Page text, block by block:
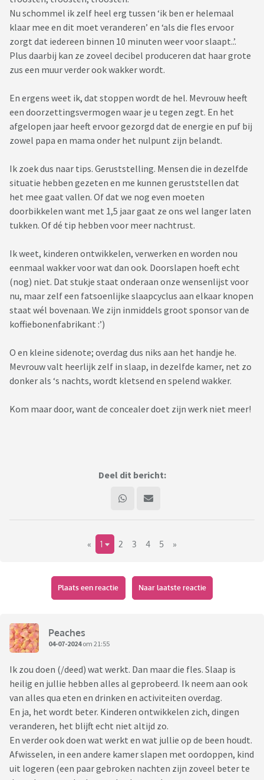
Nu schommel ik zelf heel erg tussen ‘ik ben er helemaal
klaar mee en dit moet veranderen’ en ‘als die fles ervoor
zorgt dat iedereen binnen 10 minuten weer voor slaapt..’.
Plus daarbij kan ze zoveel decibel produceren dat haar grote
zus een muur verder ook wakker wordt.
En ergens weet ik, dat stoppen wordt de hel. Mevrouw heeft
een doorzettingsvermogen waar je u tegen zegt. En het
afgelopen jaar heeft ervoor gezorgd dat de energie en puf bij
zowel papa en mama onder het nulpunt zijn belandt.
Ik zoek dus naar tips. Geruststelling. Mensen die in dezelfde
situatie hebben gezeten en me kunnen geruststellen dat
het mee gaat vallen. Of dat we nog even moeten
doorbikkelen want met 1,5 jaar gaat ze ons wel langer laten
tukken. Of dé tip hebben voor meer nachtrust.
Ik weet, kinderen ontwikkelen, verwerken en worden nou
eenmaal wakker voor wat dan ook. Doorslapen hoeft echt
(nog) niet. Dat stukje staat onderaan onze wensenlijst voor
nu, maar zelf een fatsoenlijke slaapcyclus aan elkaar knopen
staat wél bovenaan. We zijn inmiddels groot sponsor van de
koffiebonenfabrikant :’)
O en kleine sidenote; overdag dus niks aan het handje he.
Mevrouw valt heerlijk zelf in slaap, in dezelfde kamer, net zo
donker als ‘s nachts, wordt kletsend en spelend wakker.
Kom maar door, want de concealer doet zijn werk niet meer!
Deel dit bericht:
« 1 2 3 4 5 »
Plaats een reactie Naar laatste reactie
Peaches
04-07-2024om 21:55
Ik zou doen (/deed) wat werkt. Dan maar die fles. Slaap is
heilig en jullie hebben alles al geprobeerd. Ik neem aan ook
van alles qua eten en drinken en activiteiten overdag.
En ja, het wordt beter. Kinderen ontwikkelen zich, dingen
veranderen, het blijft echt niet altijd zo.
En verder ook doen wat werkt en wat jullie op de been houdt.
Afwisselen, in een andere kamer slapen met oordoppen, kind
uit logeren (een paar gebroken nachten zijn zoveel beter te